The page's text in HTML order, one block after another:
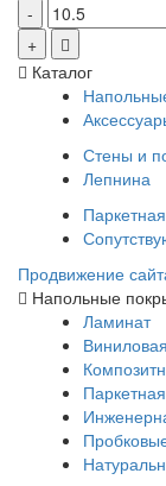
Каталог
Стены и
Лепнина
Продвижение
Напольные
Ламинат